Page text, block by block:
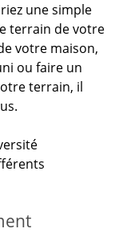
une simple
terrain de votre
votre maison,
ou faire un
terrain, il